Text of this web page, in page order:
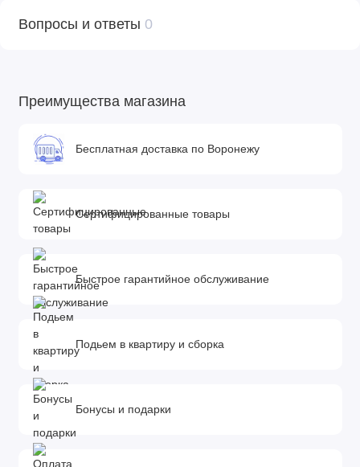
Вопросы и ответы 0
Преимущества магазина
Бесплатная доставка по Воронежу
Сертифицированные товары
Быстрое гарантийное обслуживание
Подьем в квартиру и сборка
Бонусы и подарки